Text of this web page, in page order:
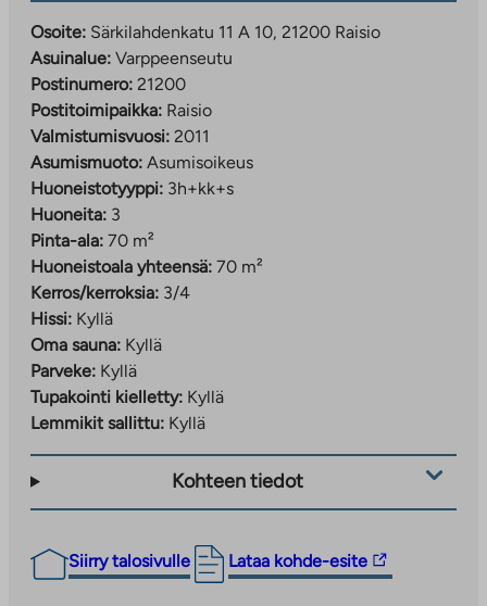
Osoite: Särkilahdenkatu 11 A 10, 21200 Raisio
Asuinalue: Varppeenseutu
Postinumero: 21200
Postitoimipaikka: Raisio
Valmistumisvuosi: 2011
Asumismuoto: Asumisoikeus
Huoneistotyyppi: 3h+kk+s
Huoneita: 3
Pinta-ala: 70 m²
Huoneistoala yhteensä: 70 m²
Kerros/kerroksia: 3/4
Hissi: Kyllä
Oma sauna: Kyllä
Parveke: Kyllä
Tupakointi kielletty: Kyllä
Lemmikit sallittu: Kyllä
Kohteen tiedot
Siirry talosivulle Lataa kohde-esite
Linkki
vie